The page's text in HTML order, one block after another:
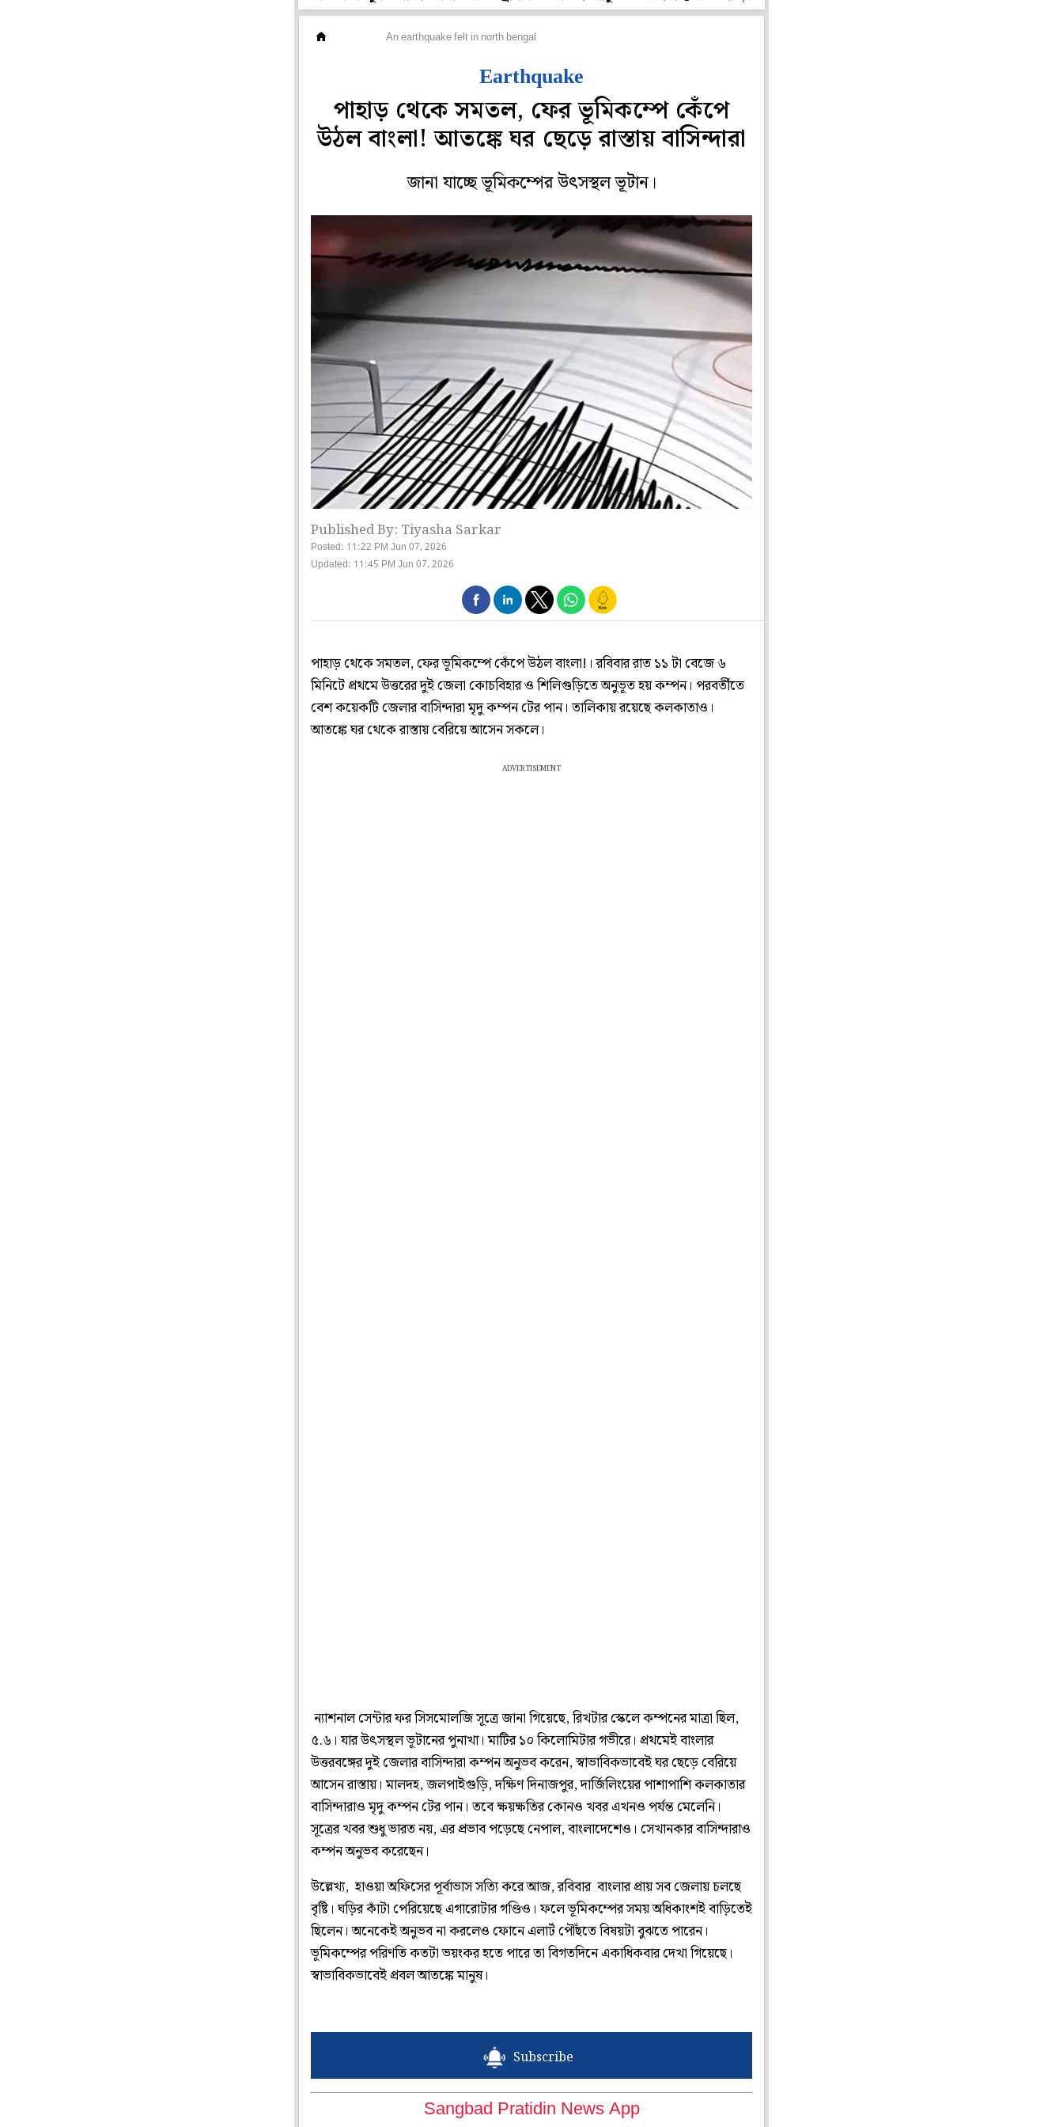
An earthquake felt in north bengal
Earthquake
পাহাড় থেকে সমতল, ফের ভূমিকম্পে কেঁপে
উঠল বাংলা! আতঙ্কে ঘর ছেড়ে রাস্তায় বাসিন্দারা
জানা যাচ্ছে ভূমিকম্পের উৎসস্থল ভূটান।
Published By: Tiyasha Sarkar
Posted: 11:22 PM Jun 07, 2026
Updated: 11:45 PM Jun 07, 2026
পাহাড় থেকে সমতল, ফের ভূমিকম্পে কেঁপে উঠল বাংলা!। রবিবার রাত ১১ টা বেজে ৬
মিনিটে প্রথমে উত্তরের দুই জেলা কোচবিহার ও শিলিগুড়িতে অনুভূত হয় কম্পন। পরবর্তীতে
বেশ কয়েকটি জেলার বাসিন্দারা মৃদু কম্পন টের পান। তালিকায় রয়েছে কলকাতাও।
আতঙ্কে ঘর থেকে রাস্তায় বেরিয়ে আসেন সকলে।
ADVERTISEMENT
ন্যাশনাল সেন্টার ফর সিসমোলজি সূত্রে জানা গিয়েছে, রিখটার স্কেলে কম্পনের মাত্রা ছিল,
৫.৬। যার উৎসস্থল ভূটানের পুনাখা। মাটির ১০ কিলোমিটার গভীরে। প্রথমেই বাংলার
উত্তরবঙ্গের দুই জেলার বাসিন্দারা কম্পন অনুভব করেন, স্বাভাবিকভাবেই ঘর ছেড়ে বেরিয়ে
আসেন রাস্তায়। মালদহ, জলপাইগুড়ি, দক্ষিণ দিনাজপুর, দার্জিলিংয়ের পাশাপাশি কলকাতার
বাসিন্দারাও মৃদু কম্পন টের পান। তবে ক্ষয়ক্ষতির কোনও খবর এখনও পর্যন্ত মেলেনি।
সূত্রের খবর শুধু ভারত নয়, এর প্রভাব পড়েছে নেপাল, বাংলাদেশেও। সেখানকার বাসিন্দারাও
কম্পন অনুভব করেছেন।
উল্লেখ্য, হাওয়া অফিসের পূর্বাভাস সত্যি করে আজ, রবিবার বাংলার প্রায় সব জেলায় চলছে
বৃষ্টি। ঘড়ির কাঁটা পেরিয়েছে এগারোটার গণ্ডিও। ফলে ভূমিকম্পের সময় অধিকাংশই বাড়িতেই
ছিলেন। অনেকেই অনুভব না করলেও ফোনে এলার্ট পৌঁছতে বিষয়টা বুঝতে পারেন।
ভূমিকম্পের পরিণতি কতটা ভয়ংকর হতে পারে তা বিগতদিনে একাধিকবার দেখা গিয়েছে।
স্বাভাবিকভাবেই প্রবল আতঙ্কে মানুষ।
Subscribe
Sangbad Pratidin News App